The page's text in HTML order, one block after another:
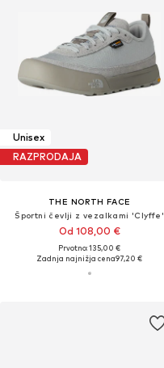
Unisex
RAZPRODAJA
THE NORTH FACE
Športni čevlji z vezalkami 'Clyffe'
Od 108,00 €
Prvotno: 135,00 €
Zadnja najnižja cena97,20 €